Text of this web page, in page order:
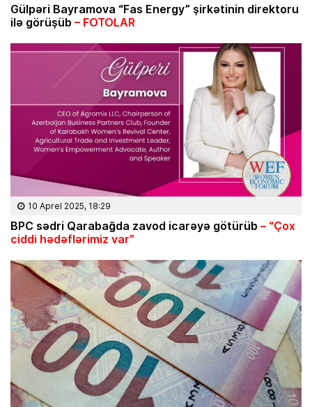
Gülpəri Bayramova “Fas Energy” şirkətinin direktoru
ilə görüşüb – FOTOLAR
10 Aprel 2025, 18:29
BPC sədri Qarabağda zavod icarəyə götürüb – “Çox
ciddi hədəflərimiz var”